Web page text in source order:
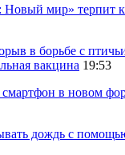
мир» терпит
в борьбе с
вакцина 19:53
в новом
дождь с